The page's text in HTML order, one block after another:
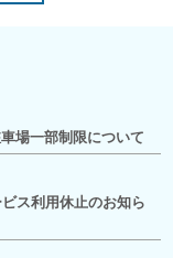
場一部制限について
ス利用休止のお知ら